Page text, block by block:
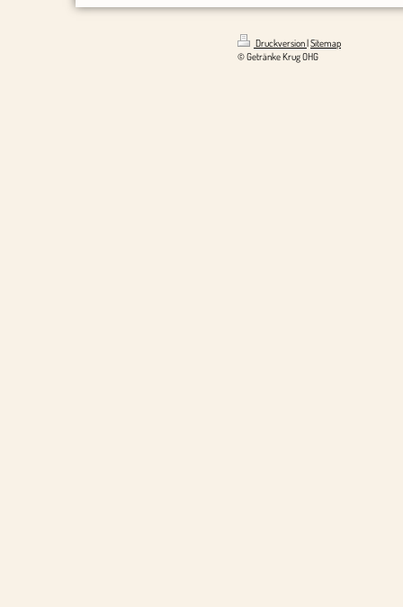
Druckversion|Sitemap
© Getränke Krug OHG